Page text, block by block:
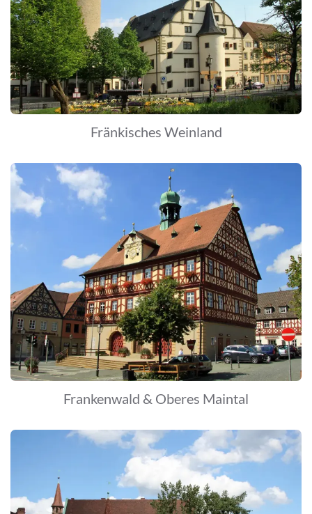
Fränkisches Weinland
Frankenwald & Oberes Maintal